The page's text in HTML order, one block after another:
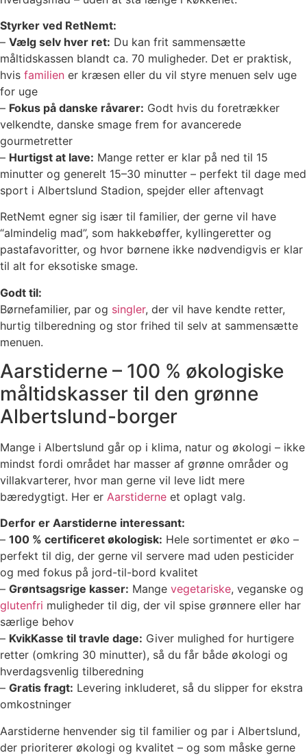
Styrker ved RetNemt:
– Vælg selv hver ret: Du kan frit sammensætte
måltidskassen blandt ca. 70 muligheder. Det er praktisk,
hvis familien er kræsen eller du vil styre menuen selv uge
for uge
– Fokus på danske råvarer: Godt hvis du foretrækker
velkendte, danske smage frem for avancerede
gourmetretter
– Hurtigst at lave: Mange retter er klar på ned til 15
minutter og generelt 15–30 minutter – perfekt til dage med
sport i Albertslund Stadion, spejder eller aftenvagt
RetNemt egner sig især til familier, der gerne vil have
“almindelig mad”, som hakkebøffer, kyllingeretter og
pastafavoritter, og hvor børnene ikke nødvendigvis er klar
til alt for eksotiske smage.
Godt til:
Børnefamilier, par og singler, der vil have kendte retter,
hurtig tilberedning og stor frihed til selv at sammensætte
menuen.
Aarstiderne – 100 % økologiske
måltidskasser til den grønne
Albertslund-borger
Mange i Albertslund går op i klima, natur og økologi – ikke
mindst fordi området har masser af grønne områder og
villakvarterer, hvor man gerne vil leve lidt mere
bæredygtigt. Her er Aarstiderne et oplagt valg.
Derfor er Aarstiderne interessant:
– 100 % certificeret økologisk: Hele sortimentet er øko –
perfekt til dig, der gerne vil servere mad uden pesticider
og med fokus på jord-til-bord kvalitet
– Grøntsagsrige kasser: Mange vegetariske, veganske og
glutenfri muligheder til dig, der vil spise grønnere eller har
særlige behov
– KvikKasse til travle dage: Giver mulighed for hurtigere
retter (omkring 30 minutter), så du får både økologi og
hverdagsvenlig tilberedning
– Gratis fragt: Levering inkluderet, så du slipper for ekstra
omkostninger
Aarstiderne henvender sig til familier og par i Albertslund,
der prioriterer økologi og kvalitet – og som måske gerne